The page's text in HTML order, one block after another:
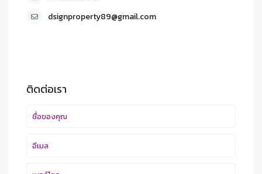
dsignproperty89@gmail.com
ติดต่อเรา